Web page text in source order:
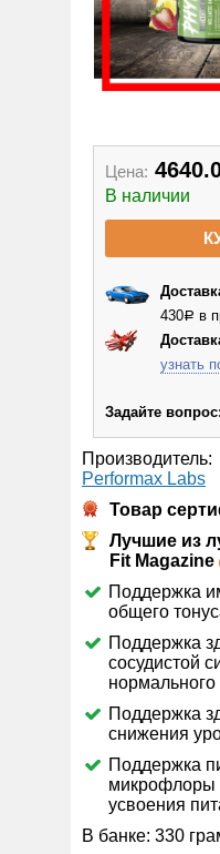
Цена:
В наличии
430Р в
узнать
Задайте вопрос:
Производитель:
Performax Labs
Товар
Лучшие из
Fit Magazine
Поддержка
общего
Поддержка
сосудистой
Поддержка
снижения
Поддержка
микрофлоры
усвоения
В банке: 330